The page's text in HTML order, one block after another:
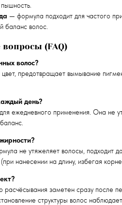
— формула подходит для частого
баланс волос.
(FAQ)
волос?
предотвращает вымывание
день?
ежедневного применения. Она не
не утяжеляет волосы, подходит
нанесении на длину, избегая
расчёсывания заметен сразу после
структуры волос